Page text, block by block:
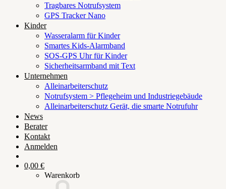
Tragbares Notrufsystem
GPS Tracker Nano
Kinder
Wasseralarm für Kinder
Smartes Kids-Alarmband
SOS-GPS Uhr für Kinder
Sicherheitsarmband mit Text
Unternehmen
Alleinarbeiterschutz
Notrufsystem > Pflegeheim und Industriegebäude
Alleinarbeiterschutz Gerät, die smarte Notrufuhr
News
Berater
Kontakt
Anmelden
0,00 €
Warenkorb